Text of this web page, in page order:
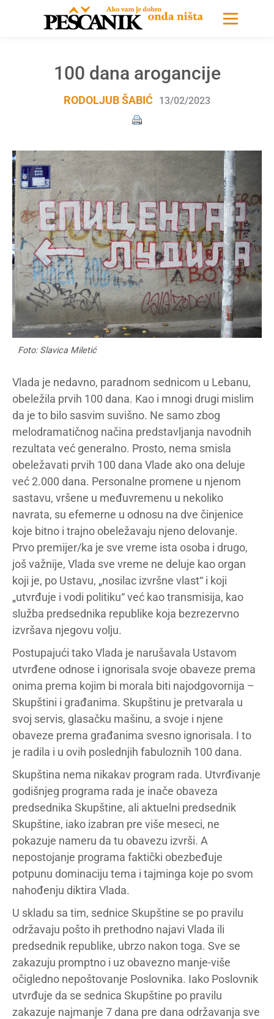
100 dana arogancije
RODOLJUB ŠABIĆ 13/02/2023
Foto: Slavica Miletić
Vlada je nedavno, paradnom sednicom u Lebanu,
obeležila prvih 100 dana. Kao i mnogi drugi mislim
da je to bilo sasvim suvišno. Ne samo zbog
melodramatičnog načina predstavljanja navodnih
rezultata već generalno. Prosto, nema smisla
obeležavati prvih 100 dana Vlade ako ona deluje
već 2.000 dana. Personalne promene u njenom
sastavu, vršene u međuvremenu u nekoliko
navrata, su efemerne u odnosu na dve činjenice
koje bitno i trajno obeležavaju njeno delovanje.
Prvo premijer/ka je sve vreme ista osoba i drugo,
još važnije, Vlada sve vreme ne deluje kao organ
koji je, po Ustavu, „nosilac izvršne vlast“ i koji
„utvrđuje i vodi politiku“ već kao transmisija, kao
služba predsednika republike koja bezrezervno
izvršava njegovu volju.
Postupajući tako Vlada je narušavala Ustavom
utvrđene odnose i ignorisala svoje obaveze prema
onima prema kojim bi morala biti najodgovornija –
Skupštini i građanima. Skupštinu je pretvarala u
svoj servis, glasačku mašinu, a svoje i njene
obaveze prema građanima svesno ignorisala. I to
je radila i u ovih poslednjih fabuloznih 100 dana.
Skupština nema nikakav program rada. Utvrđivanje
godišnjeg programa rada je inače obaveza
predsednika Skupštine, ali aktuelni predsednik
Skupštine, iako izabran pre više meseci, ne
pokazuje nameru da tu obavezu izvrši. A
nepostojanje programa faktički obezbeđuje
potpunu dominaciju tema i tajminga koje po svom
nahođenju diktira Vlada.
U skladu sa tim, sednice Skupštine se po pravilu
održavaju pošto ih prethodno najavi Vlada ili
predsednik republike, ubrzo nakon toga. Sve se
zakazuju promptno i uz obavezno manje-više
očigledno nepoštovanje Poslovnika. Iako Poslovnik
utvrđuje da se sednica Skupštine po pravilu
zakazuje najmanje 7 dana pre dana održavanja sve